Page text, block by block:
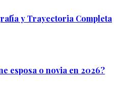
y Trayectoria Completa
esposa o novia en 2026?